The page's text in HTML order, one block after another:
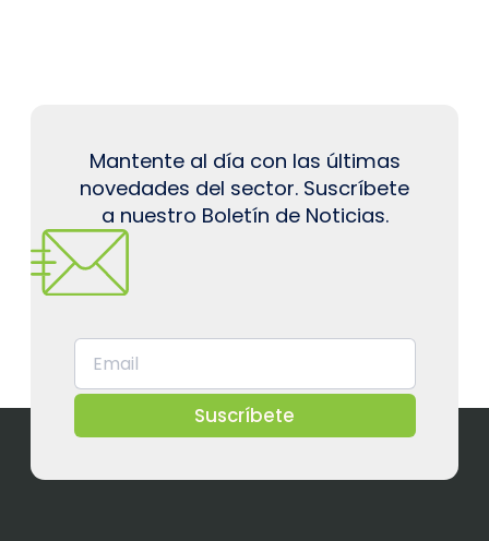
Mantente al día con las últimas
novedades del sector. Suscríbete
a nuestro Boletín de Noticias.
Suscríbete